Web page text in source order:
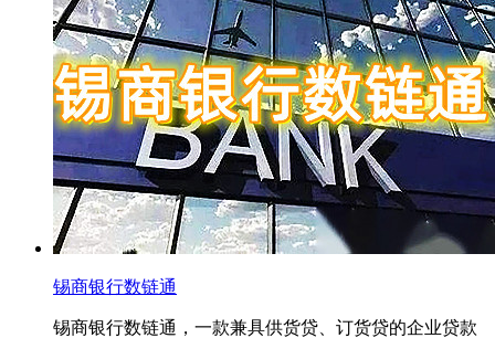
锡商银行数链通
锡商银行数链通，一款兼具供货贷、订货贷的企业贷款